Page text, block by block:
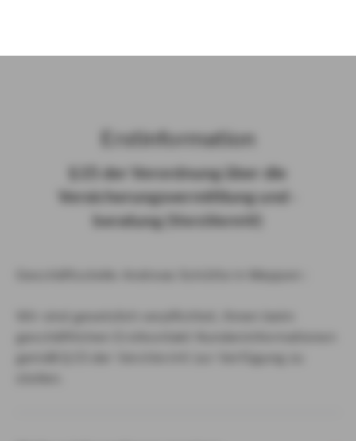
Erst­in­for­ma­ti­on
§ 15 der Ver­ord­nung über die
Ver­si­che­rungs­ver­mitt­lung und -​
beratung (Vers­VermV)